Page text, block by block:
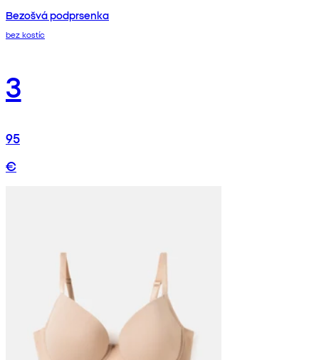
Bezošvá podprsenka
bez kostíc
3
95
€